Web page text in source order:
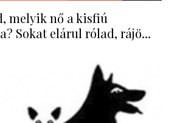
melyik nő a kisfiú
Sokat elárul rólad, rájö...